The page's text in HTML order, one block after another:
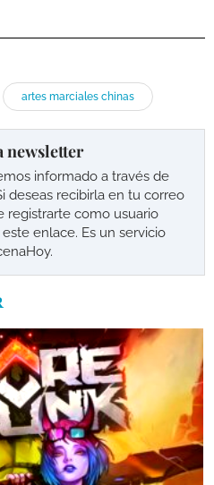
artes marciales chinas
newsletter
informado a través de
deseas recibirla en tu correo
registrarte como usuario
enlace. Es un servicio